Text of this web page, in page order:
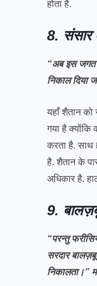
होता है.
8. संसार
“अब इस जगत
निकाल दिया
यहाँ शैतान को
गया है क्योंकि
करता है. साथ
है. शैतान के
अधिकार है.
9.
“परन्तु
सरदार
निकालता।”